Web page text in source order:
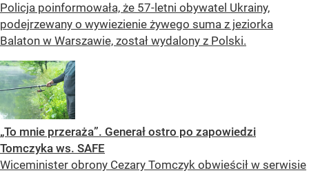
Policja poinformowała, że 57-letni obywatel Ukrainy,
podejrzewany o wywiezienie żywego suma z jeziorka
Balaton w Warszawie, został wydalony z Polski.
„To mnie przeraża”. Generał ostro po zapowiedzi
Tomczyka ws. SAFE
Wiceminister obrony Cezary Tomczyk obwieścił w serwisie